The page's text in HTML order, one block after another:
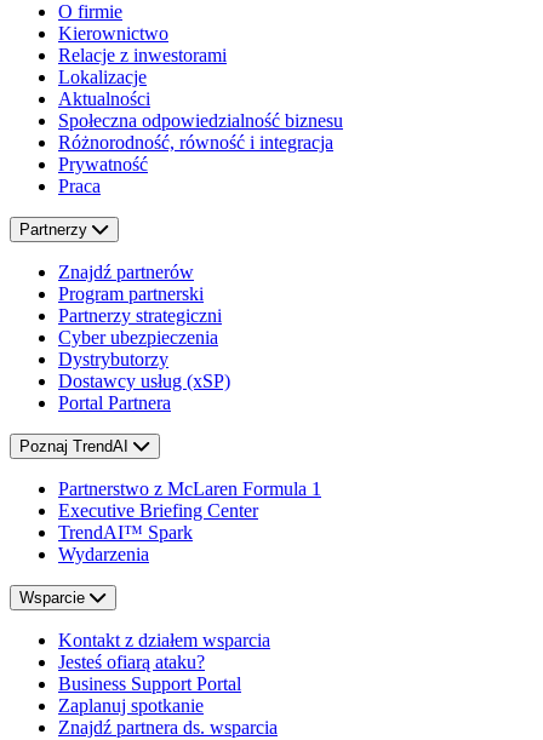
O firmie
Kierownictwo
Relacje z inwestorami
Lokalizacje
Aktualności
Społeczna odpowiedzialność biznesu
Różnorodność, równość i integracja
Prywatność
Praca
Partnerzy
Znajdź partnerów
Program partnerski
Partnerzy strategiczni
Cyber ubezpieczenia
Dystrybutorzy
Dostawcy usług (xSP)
Portal Partnera
Poznaj TrendAI
Partnerstwo z McLaren Formula 1
Executive Briefing Center
TrendAI™ Spark
Wydarzenia
Wsparcie
Kontakt z działem wsparcia
Jesteś ofiarą ataku?
Business Support Portal
Zaplanuj spotkanie
Znajdź partnera ds. wsparcia